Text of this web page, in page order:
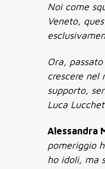
Noi come
Veneto,
Ora,
crescere nel
supporto,
Luca
Alessandra
pomeriggio
ho idoli, ma